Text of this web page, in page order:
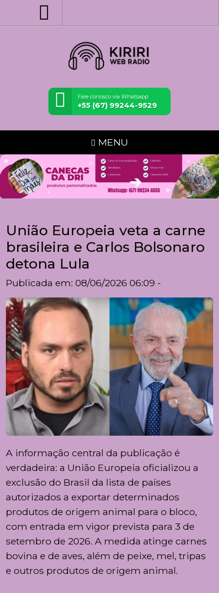
Fale conosco via Whatsapp:
+55 (67) 99244-9529
MENU
União Europeia veta a carne
brasileira e Carlos Bolsonaro
detona Lula
Publicada em: 08/06/2026 06:09 -
A informação central da publicação é
verdadeira: a União Europeia oficializou a
exclusão do Brasil da lista de países
autorizados a exportar determinados
produtos de origem animal para o bloco,
com entrada em vigor prevista para 3 de
setembro de 2026. A medida atinge carnes
bovina e de aves, além de peixe, mel, tripas
e outros produtos de origem animal.